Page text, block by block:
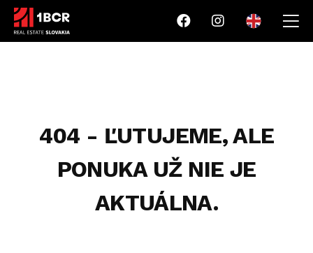
404 - ĽUTUJEME, ALE
PONUKA UŽ NIE JE
AKTUÁLNA.